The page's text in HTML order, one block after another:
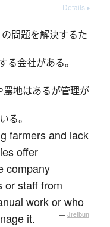
Details ▸
の問題を解決するた
る会社がある。
農地はあるが管理が
る。
farmers and lack
offer
company
or staff from
work or who
it.
— Jreibun